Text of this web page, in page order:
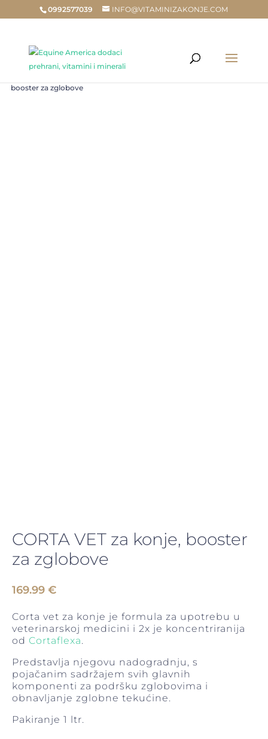
0992577039 INFO@VITAMINIZAKONJE.COM
booster za zglobove
CORTA VET za konje, booster
za zglobove
169.99 €
Corta vet za konje je formula za upotrebu u
veterinarskoj medicini i 2x je koncentriranija
od Cortaflexa.
Predstavlja njegovu nadogradnju, s
pojačanim sadržajem svih glavnih
komponenti za podršku zglobovima i
obnavljanje zglobne tekućine.
Pakiranje 1 ltr.